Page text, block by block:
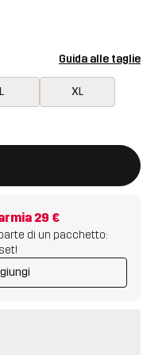
Guida alle taglie
L XL
un nuovo articolo nel
29 €
di un pacchetto: